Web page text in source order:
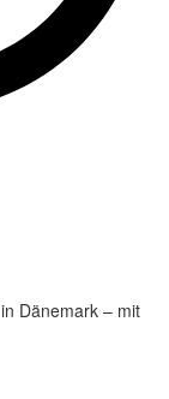
Dänemark – mit